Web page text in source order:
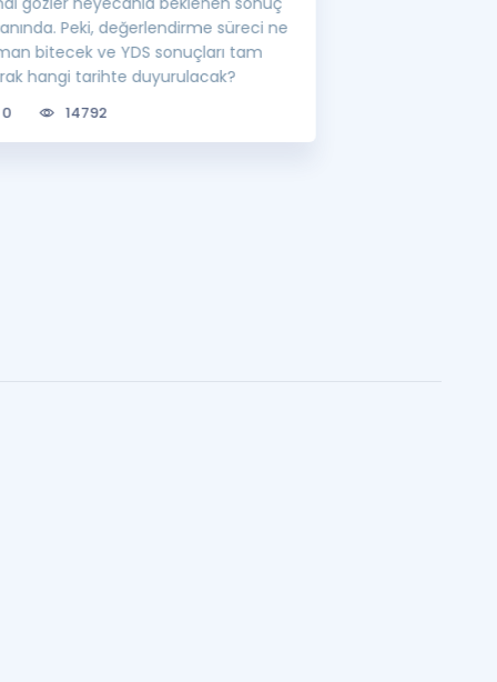
Peki, değerlendirme süreci ne
bitecek ve YDS sonuçları tam
hangi tarihte duyurulacak?
0 14792